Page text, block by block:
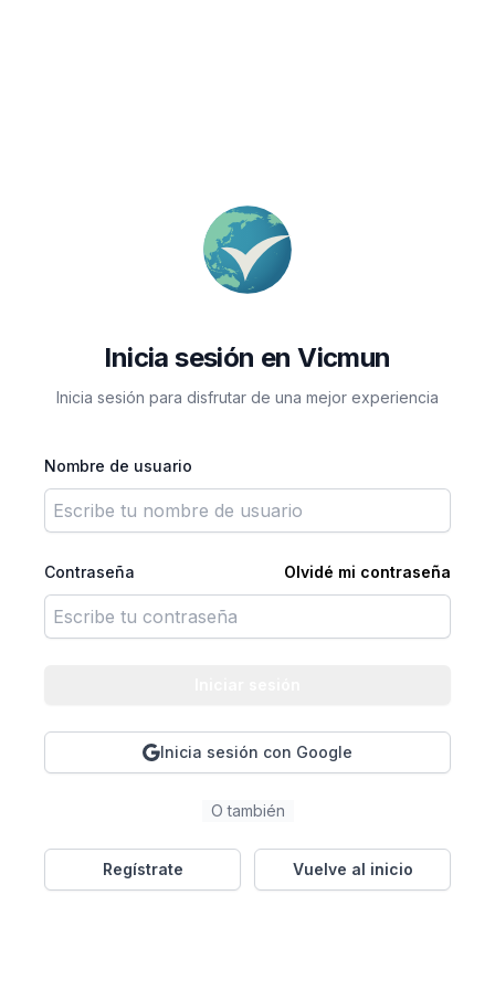
Inicia sesión en Vicmun
Inicia sesión para disfrutar de una mejor experiencia
Nombre de usuario
Contraseña Olvidé mi contraseña
Inicia sesión con Google
O también
Regístrate Vuelve al inicio